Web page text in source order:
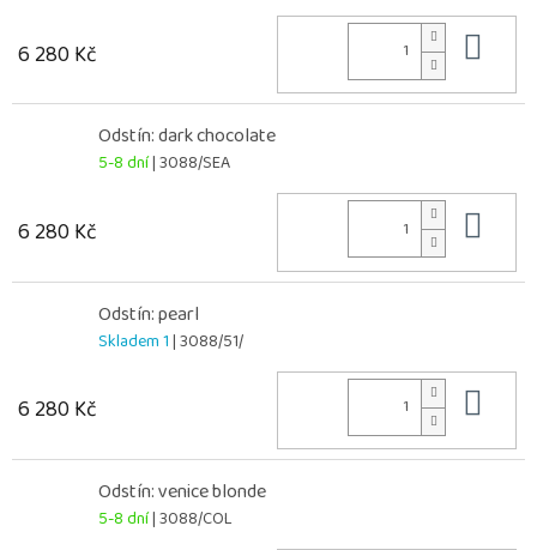
6 280 Kč
Odstín: dark chocolate
5-8 dní| 3088/SEA
6 280 Kč
Odstín: pearl
Skladem 1| 3088/51/
6 280 Kč
Odstín: venice blonde
5-8 dní| 3088/COL